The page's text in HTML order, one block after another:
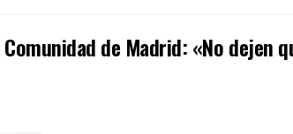
de Madrid: «No dejen